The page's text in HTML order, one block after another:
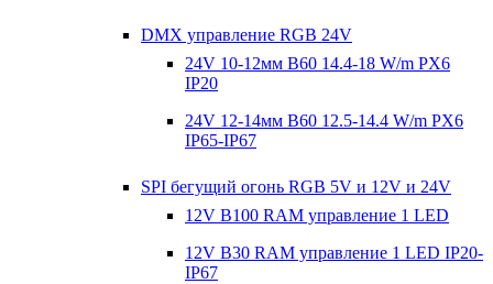
DMX управление RGB 24V
24V 10-12мм B60 14.4-18 W/m PX6
IP20
24V 12-14мм B60 12.5-14.4 W/m PX6
IP65-IP67
SPI бегущий огонь RGB 5V и 12V и 24V
12V B100 RAM управление 1 LED
12V B30 RAM управление 1 LED IP20-
IP67